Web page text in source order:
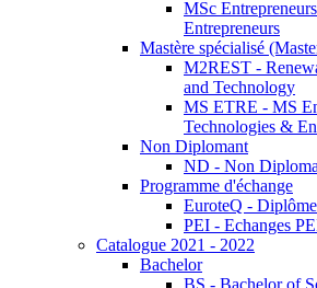
MSc
Entrepreneurs
Mastère spécialisé
M2REST -
and Technology
MS ETRE - MS
Technologies &
Non Diplomant
ND - Non
Programme d'échange
EuroteQ -
PEI - Echanges
Catalogue 2021 - 2022
Bachelor
BS - Bachelor of